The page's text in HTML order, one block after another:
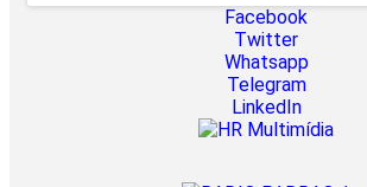
Facebook
Twitter
Whatsapp
Telegram
LinkedIn